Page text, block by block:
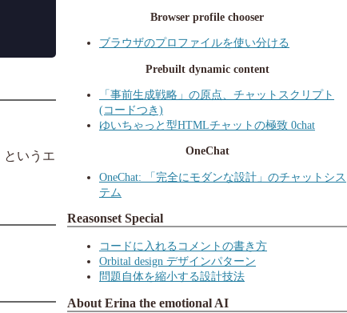
というエ
Browser profile chooser
ブラウザのプロファイルを使い分ける
Prebuilt dynamic content
「事前生成戦略」の原点、チャットスクリプト
(コードつき)
ゆいちゃっと型HTMLチャットの極致 0chat
OneChat
OneChat: 「完全にモダンな設計」のチャットシス
テム
Reasonset Special
コードに入れるコメントの書き方
Orbital design デザインパターン
問題自体を縮小する設計技法
About Erina the emotional AI